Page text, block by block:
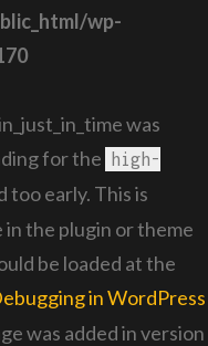
wp-
was
for the
high-
too early. This is
in the plugin or theme
be loaded at the
in WordPress
was added in version